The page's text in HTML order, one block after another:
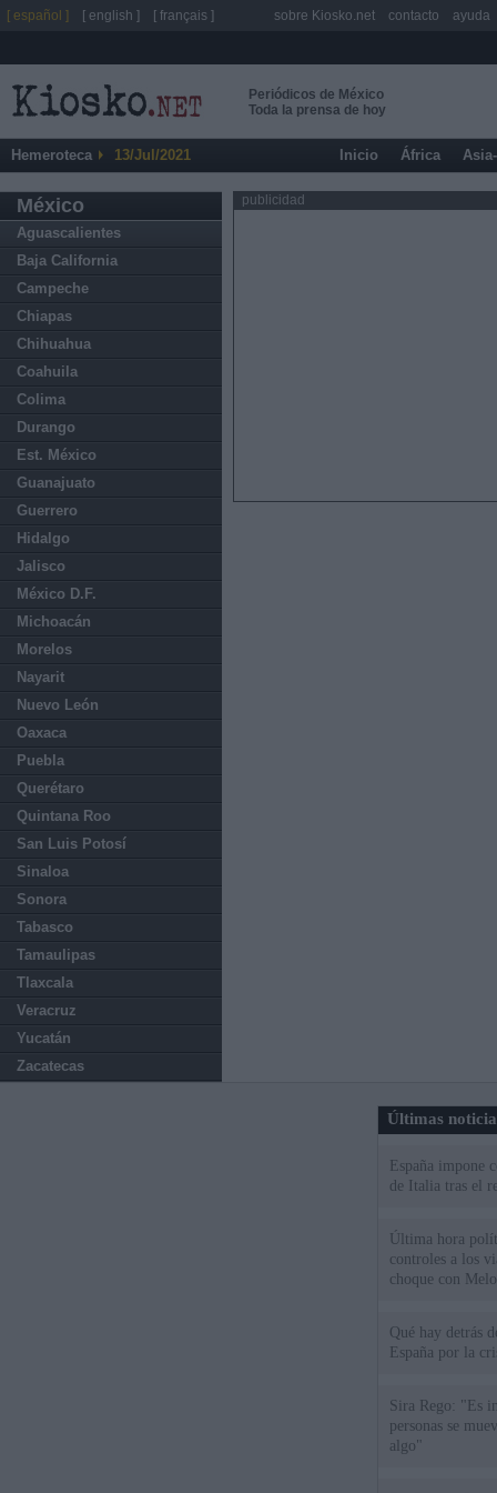
Periódicos de México
Toda la prensa de hoy
Hemeroteca 13/Jul/2021 Inicio África
México
Aguascalientes
Baja California
Campeche
Chiapas
Chihuahua
Coahuila
Colima
Durango
Est. México
Guanajuato
Guerrero
Hidalgo
Jalisco
México D.F.
Michoacán
Morelos
Nayarit
Nuevo León
Oaxaca
Puebla
Querétaro
Quintana Roo
San Luis Potosí
Sinaloa
Sonora
Tabasco
Tamaulipas
Tlaxcala
Veracruz
Yucatán
Zacatecas
publicidad
Últimas
España impone
de Italia tras el
Última hora
controles a los
choque con
Qué hay detrás
España por la
Sira Rego: "Es
personas se
algo"
[ español ] [ english ] [ français ] sobre Kiosko.net contacto ayuda